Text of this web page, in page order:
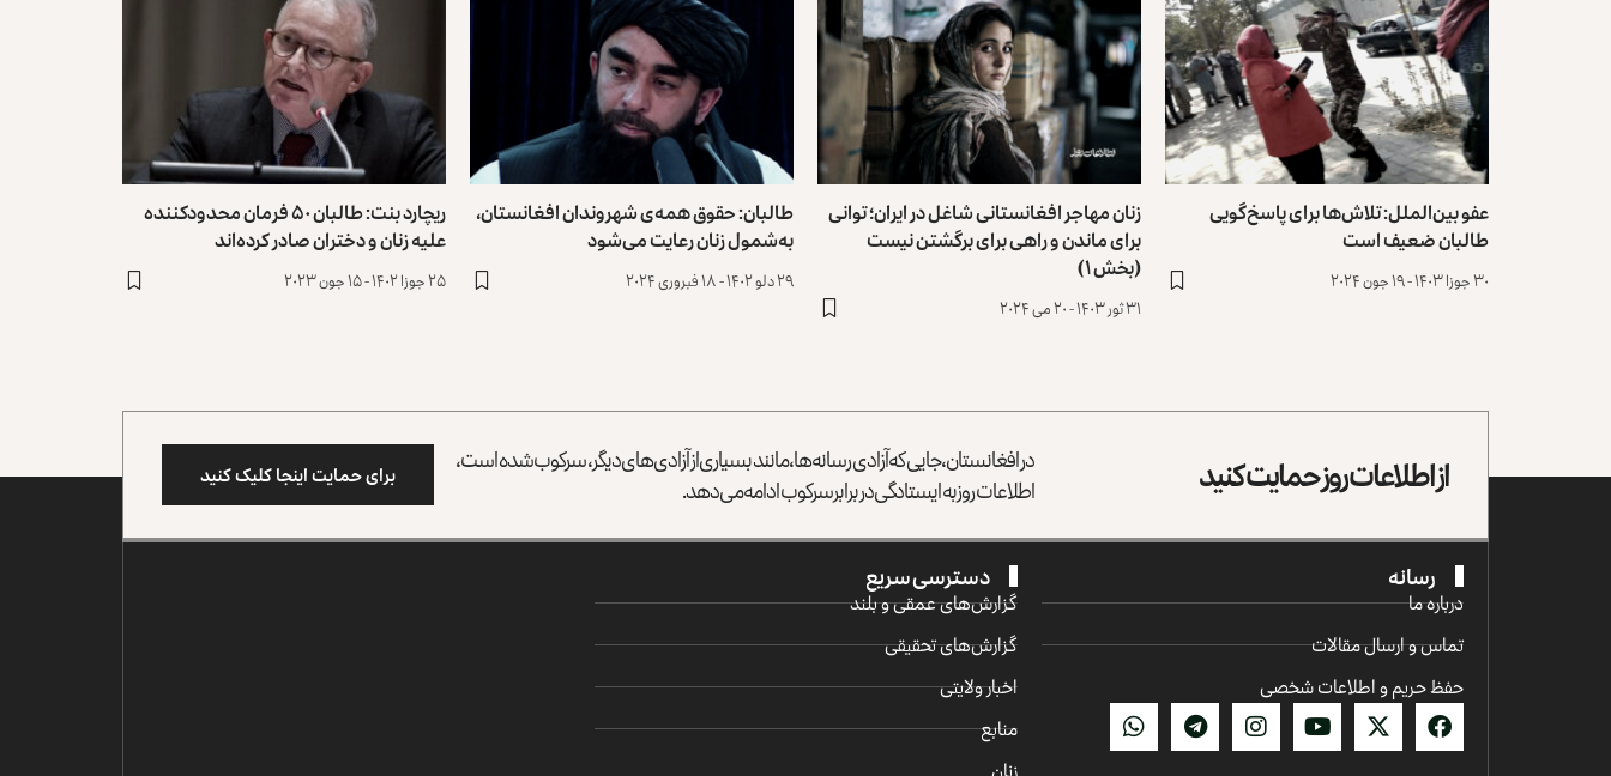
عفو بین‌الملل: تلاش‌ها برای پاسخ‌گویی
طالبان ضعیف است
۳۰ جوزا ۱۴۰۳ - ۱۹ جون ۲۰۲۴
زنان مهاجر افغانستانی شاغل در ایران؛ توانی
برای ماندن و راهی برای برگشتن نیست
(بخش ۱)
۳۱ ثور ۱۴۰۳ - ۲۰ می ۲۰۲۴
طالبان: حقوق همه‌ی شهروندان افغانستان،
به‌شمول زنان رعایت می‌شود
۲۹ دلو ۱۴۰۲ - ۱۸ فبروری ۲۰۲۴
ریچارد بنت: طالبان ۵۰ فرمان محدودکننده
علیه زنان و دختران صادر کرده‌اند
۲۵ جوزا ۱۴۰۲ - ۱۵ جون ۲۰۲۳
از اطلاعات روز حمایت کنید در افغانستان، جایی که آزادی رسانه‌ها، مانند بسیاری از آزادی‌های دیگر، سرکوب شده است،
اطلاعات روز به ایستادگی در برابر سرکوب ادامه می‌دهد. برای حمایت اینجا کلیک کنید
رسانه
درباره ما
تماس و ارسال مقالات
حفظ حریم و اطلاعات شخصی
دسترسی سریع
گزارش‌‌های عمقی و بلند
گزارش‌های تحقیقی
اخبار ولایتی
منابع